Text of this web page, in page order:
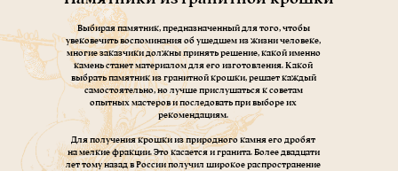
Выбирая памятник, предназначенный для того, чтобы
увековечить воспоминания об ушедшем из жизни человеке,
многие заказчики должны принять решение, какой именно
камень станет материалом для его изготовления. Какой
выбрать памятник из гранитной крошки, решает каждый
самостоятельно, но лучше прислушаться к советам
опытных мастеров и последовать при выборе их
рекомендациям.
Для получения крошки из природного камня его дробят
на мелкие фракции. Это касается и гранита. Более двадцати
лет тому назад в России получил широкое распространение